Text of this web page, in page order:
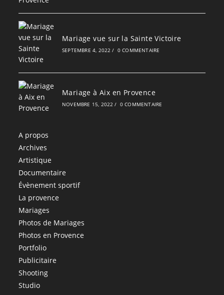
Mariage vue sur la Sainte Victoire
SEPTEMBRE 4, 2022 / 0 COMMENTAIRE
Mariage à Aix en Provence
NOVEMBRE 15, 2022 / 0 COMMENTAIRE
A propos
Archives
Artistique
Documentaire
Évènement sportif
La provence
Mariages
Photos de Mariages
Photos en Provence
Portfolio
Publicitaire
Shooting
Studio